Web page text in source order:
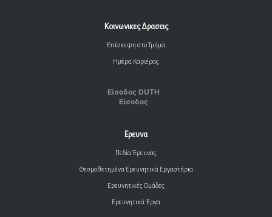
Κοινωνικες Δρασεις
Επίσκεψη στο Τμήμα
Ημέρα Καριέρας
Είσοδος DUTH
Είσοδος
Ερευνα
Πεδία Έρευνας
Θεσμοθετημένα Ερευνητικά Εργαστήρια
Ερευνητικές Ομάδες
Ερευνητικά Έργα